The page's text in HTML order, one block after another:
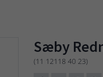
Sæby
(11 12118 40 23)